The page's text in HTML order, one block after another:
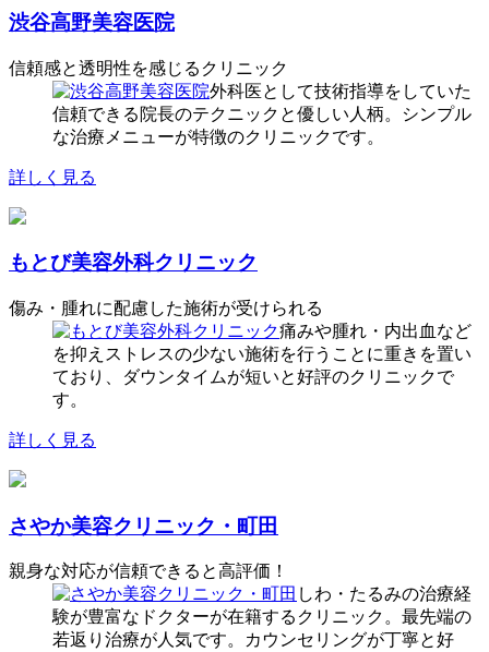
渋谷高野美容医院
信頼感と透明性を感じるクリニック
外科医として技術指導をしていた
信頼できる院長のテクニックと優しい人柄。シンプル
な治療メニューが特徴のクリニックです。
詳しく見る
もとび美容外科クリニック
傷み・腫れに配慮した施術が受けられる
痛みや腫れ・内出血など
を抑えストレスの少ない施術を行うことに重きを置い
ており、ダウンタイムが短いと好評のクリニックで
す。
詳しく見る
さやか美容クリニック・町田
親身な対応が信頼できると高評価！
しわ・たるみの治療経
験が豊富なドクターが在籍するクリニック。最先端の
若返り治療が人気です。カウンセリングが丁寧と好